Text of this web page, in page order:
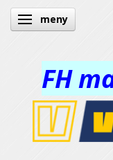
Ändra navigering
meny
FH